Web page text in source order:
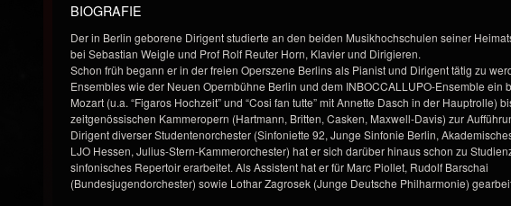
BIOGRAFIE
Der in Berlin geborene Dirigent studierte an den beiden Musikhochschulen seiner
bei Sebastian Weigle und Prof Rolf Reuter Horn, Klavier und Dirigieren.
Schon früh begann er in der freien Operszene Berlins als Pianist und Dirigent tätig zu
Ensembles wie der Neuen Opernbühne Berlin und dem INBOCCALLUPO-Ensemble ein
Mozart (u.a. “Figaros Hochzeit” und “Cosi fan tutte” mit Annette Dasch in der Hauptrolle)
zeitgenössischen Kammeropern (Hartmann, Britten, Casken, Maxwell-Davis) zur
Dirigent diverser Studentenorchester (Sinfoniette 92, Junge Sinfonie Berlin,
LJO Hessen, Julius-Stern-Kammerorchester) hat er sich darüber hinaus schon zu
sinfonisches Repertoir erarbeitet. Als Assistent hat er für Marc Piollet, Rudolf Barschai
(Bundesjugendorchester) sowie Lothar Zagrosek (Junge Deutsche Philharmonie)